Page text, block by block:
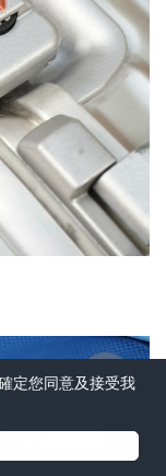
定您同意及接受我